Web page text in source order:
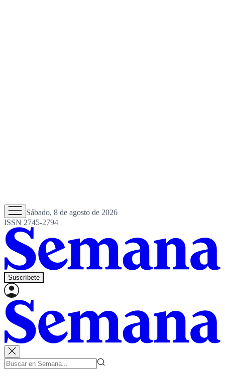
Sábado, 8 de agosto de 2026
ISSN 2745-2794
Suscríbete